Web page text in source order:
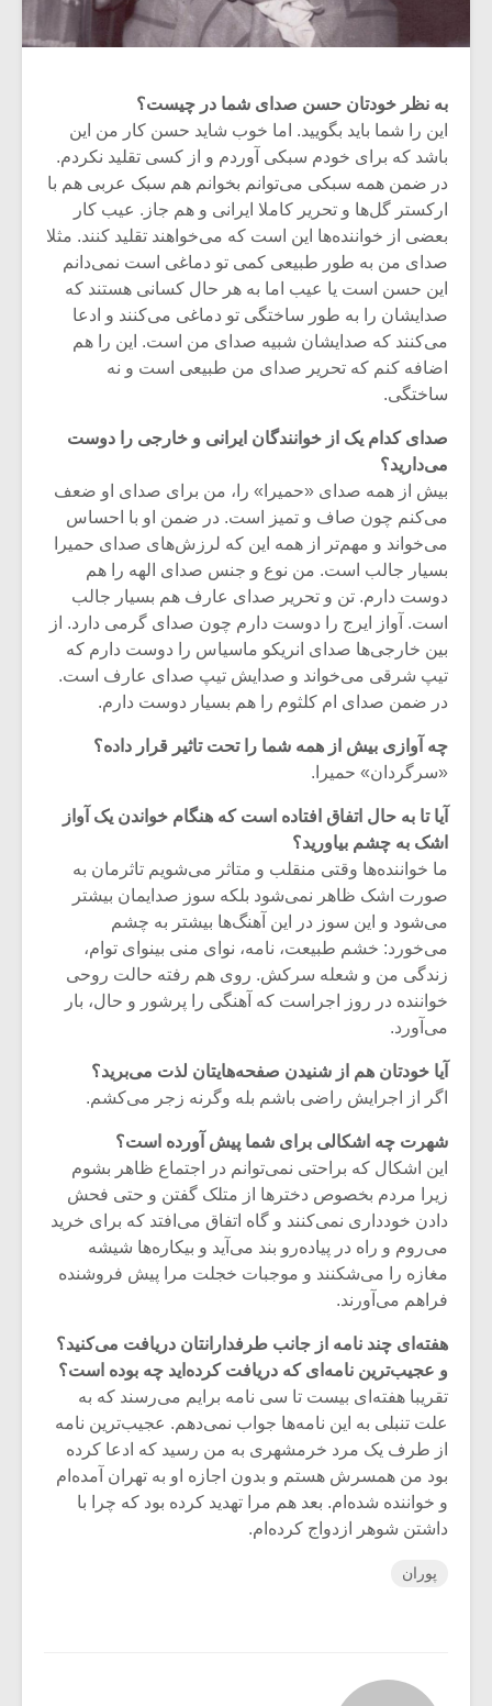
به نظر خودتان حسن صدای شما در چیست؟
این را شما باید بگویید. اما خوب شاید حسن کار من این
باشد که برای خودم سبکی آوردم و از کسی تقلید نکردم.
در ضمن همه سبکی می‌توانم بخوانم هم سبک عربی هم با
ارکستر گل‌ها و تحریر کاملا ایرانی و هم جاز. عیب کار
بعضی از خواننده‌ها این است که می‌خواهند تقلید کنند. مثلا
صدای من به طور طبیعی کمی تو دماغی است نمی‌دانم
این حسن است یا عیب اما به هر حال کسانی هستند که
صدایشان را به طور ساختگی تو دماغی می‌کنند و ادعا
می‌کنند که صدایشان شبیه صدای من است. این را هم
اضافه کنم که تحریر صدای من طبیعی است و نه
ساختگی.
صدای کدام یک از خوانندگان ایرانی و خارجی را دوست
می‌دارید؟
بیش از همه صدای «حمیرا» را، من برای صدای او ضعف
می‌کنم چون صاف و تمیز است. در ضمن او با احساس
می‌خواند و مهم‌تر از همه این که لرزش‌های صدای حمیرا
بسیار جالب است. من نوع و جنس صدای الهه را هم
دوست دارم. تن و تحریر صدای عارف هم بسیار جالب
است. آواز ایرج را دوست دارم چون صدای گرمی دارد. از
بین خارجی‌ها صدای انریکو ماسیاس را دوست دارم که
تیپ شرقی می‌خواند و صدایش تیپ صدای عارف است.
در ضمن صدای ام کلثوم را هم بسیار دوست دارم.
چه آوازی بیش از همه شما را تحت تاثیر قرار داده؟
«سرگردان» حمیرا.
آیا تا به حال اتفاق افتاده است که هنگام خواندن یک آواز
اشک به چشم بیاورید؟
ما خواننده‌ها وقتی منقلب و متاثر می‌شویم تاثرمان به
صورت اشک ظاهر نمی‌شود بلکه سوز صدایمان بیشتر
می‌شود و این سوز در این آهنگ‌ها بیشتر به چشم
می‌خورد: خشم طبیعت، نامه، نوای منی بینوای توام،
زندگی من و شعله سرکش. روی هم رفته حالت روحی
خواننده در روز اجراست که آهنگی را پرشور و حال، بار
می‌آورد.
آیا خودتان هم از شنیدن صفحه‌هایتان لذت می‌برید؟
اگر از اجرایش راضی باشم بله وگرنه زجر می‌کشم.
شهرت چه اشکالی برای شما پیش آورده است؟
این اشکال که براحتی نمی‌توانم در اجتماع ظاهر بشوم
زیرا مردم بخصوص دخترها از متلک گفتن و حتی فحش
دادن خودداری نمی‌کنند و گاه اتفاق می‌افتد که برای خرید
می‌روم و راه در پیاده‌رو بند می‌آید و بیکاره‌ها شیشه
مغازه را می‌‌شکنند و موجبات خجلت مرا پیش فروشنده
فراهم می‌آورند.
هفته‌ای چند نامه از جانب طرفدارانتان دریافت می‌کنید؟
و عجیب‌ترین نامه‌ای که دریافت کرده‌اید چه بوده است؟
تقریبا هفته‌ای بیست تا سی نامه برایم می‌رسند که به
علت تنبلی به این نامه‌ها جواب نمی‌دهم. عجیب‌ترین نامه
از طرف یک مرد خرمشهری به من رسید که ادعا کرده
بود من همسرش هستم و بدون اجازه او به تهران آمده‌ام
و خواننده شده‌ام. بعد هم مرا تهدید کرده بود که چرا با
داشتن شوهر ازدواج کرده‌ام.
پوران
میکلوش روژا
یادداشتی بر موسیقی
متن فیلم «متری
مشهورترین باشی،
بدنام ترین باش
دوره
موسیقی